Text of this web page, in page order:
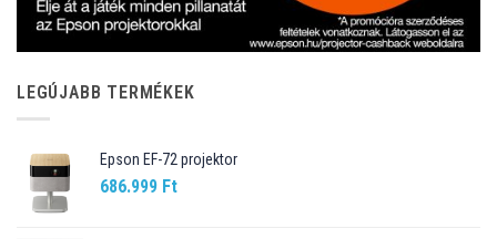
LEGÚJABB TERMÉKEK
Epson EF-72 projektor
686.999 Ft